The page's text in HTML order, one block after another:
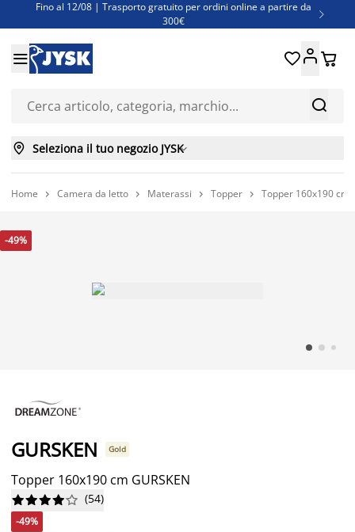
Fino al 12/08 | Trasporto gratuito per ordini online a partire da
300€

Super offerte d'estate | Oltre 1.500 articoli fino al 70%
Finanziamenti - Scegli il piano di rimborso più adatto a te


 
 Seleziona il tuo negozio JYSK
Home  Camera da letto  Materassi  Topper  Topper 160x190 cm
-49%
GURSKEN Gold
Topper 160x190 cm GURSKEN





 (54)
-49%